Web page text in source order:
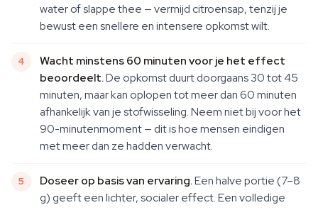
water of slappe thee — vermijd citroensap, tenzij je
bewust een snellere en intensere opkomst wilt.
Wacht minstens 60 minuten voor je het effect
beoordeelt.De opkomst duurt doorgaans 30 tot 45
minuten, maar kan oplopen tot meer dan 60 minuten
afhankelijk van je stofwisseling. Neem niet bij voor het
90-minutenmoment — dit is hoe mensen eindigen
met meer dan ze hadden verwacht.
Doseer op basis van ervaring.Een halve portie (7–8
g) geeft een lichter, socialer effect. Een volledige